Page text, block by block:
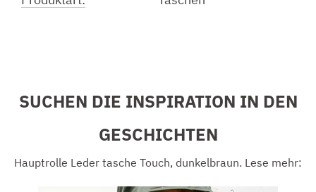
SUCHEN DIE INSPIRATION IN DEN
GESCHICHTEN
Hauptrolle Leder tasche Touch, dunkelbraun. Lese mehr: